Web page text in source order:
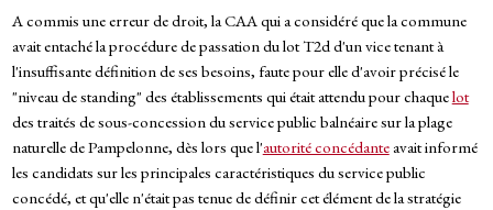
A commis une erreur de droit, la CAA qui a considéré que la commune
avait entaché la procédure de passation du lot T2d d'un vice tenant à
l'insuffisante définition de ses besoins, faute pour elle d'avoir précisé le
"niveau de standing" des établissements qui était attendu pour chaquelot
des traités de sous-concession du service public balnéaire sur la plage
naturelle de Pampelonne, dès lors que l'autorité concédanteavait informé
les candidats sur les principales caractéristiques du service public
concédé, et qu'elle n'était pas tenue de définir cet élément de la stratégie